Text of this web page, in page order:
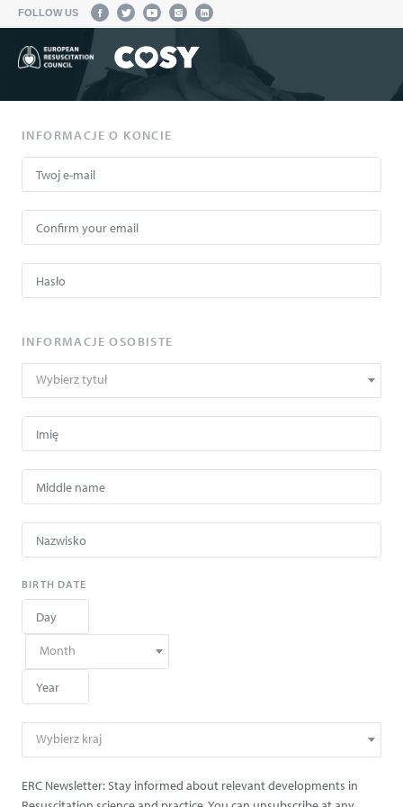
FOLLOW US
INFORMACJE O KONCIE
INFORMACJE OSOBISTE
Wybierz tytuł
BIRTH DATE
Month
Wybierz kraj
ERC Newsletter: Stay informed about relevant developments in